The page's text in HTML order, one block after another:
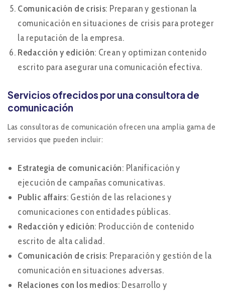
Comunicación de crisis: Preparan y gestionan la
comunicación en situaciones de crisis para proteger
la reputación de la empresa.
Redacción y edición: Crean y optimizan contenido
escrito para asegurar una comunicación efectiva.
Servicios ofrecidos por una consultora de
comunicación
Las consultoras de comunicación ofrecen una amplia gama de
servicios que pueden incluir​:
Estrategia de comunicación: Planificación y
ejecución de campañas comunicativas.
Public affairs: Gestión de las relaciones y
comunicaciones con entidades públicas.
Redacción y edición: Producción de contenido
escrito de alta calidad.
Comunicación de crisis: Preparación y gestión de la
comunicación en situaciones adversas.
Relaciones con los medios: Desarrollo y